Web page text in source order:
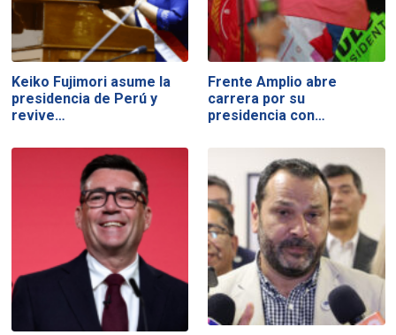
Keiko Fujimori asume la
presidencia de Perú y
revive…
Frente Amplio abre
carrera por su
presidencia con…